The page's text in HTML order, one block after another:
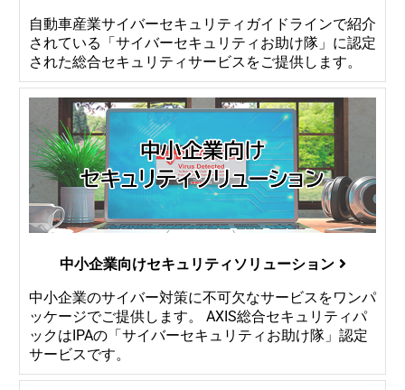
自動車産業サイバーセキュリティガイドラインで紹介
されている「サイバーセキュリティお助け隊」に認定
された総合セキュリティサービスをご提供します。
中小企業向けセキュリティソリューション
中小企業のサイバー対策に不可欠なサービスをワンパ
ッケージでご提供します。 AXIS総合セキュリティパ
ックはIPAの「サイバーセキュリティお助け隊」認定
サービスです。